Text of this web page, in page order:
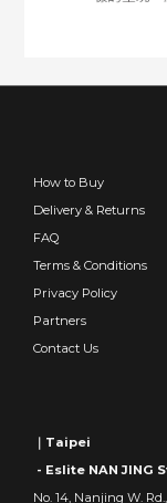
How to Buy
Delivery & Returns
FAQ
Terms & Conditions
Privacy Policy
Partners
Contact Us
｜Taipei
- Eslite NAN JING
No. 14, Nanjing W.